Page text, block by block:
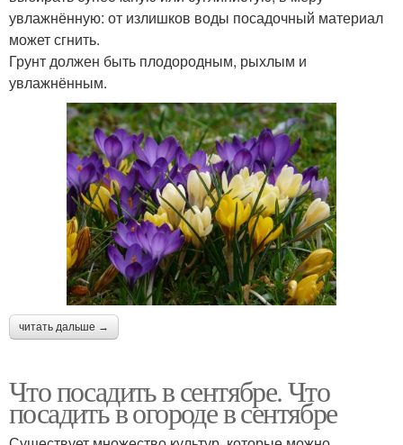
увлажнённую: от излишков воды посадочный материал
может сгнить.
Грунт должен быть плодородным, рыхлым и
увлажнённым.
читать дальше →
Что посадить в сентябре. Что
посадить в огороде в сентябре